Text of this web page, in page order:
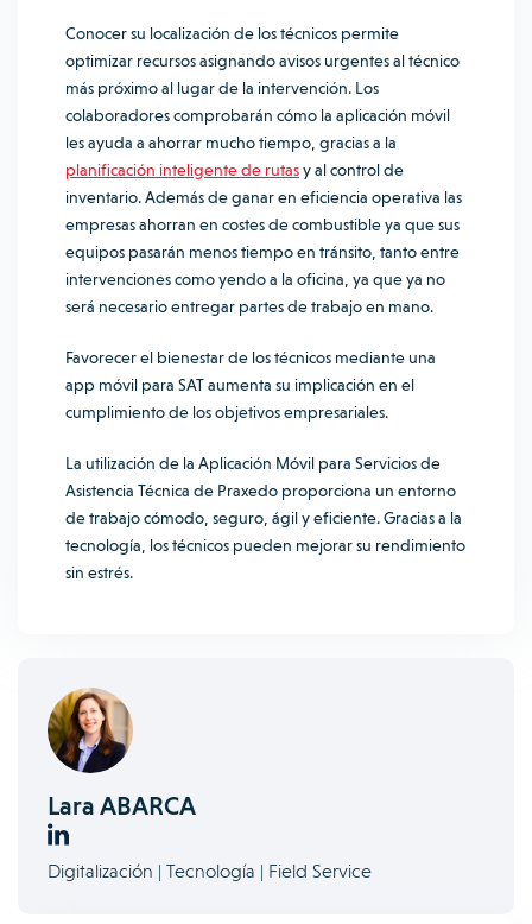
Conocer su localización de los técnicos permite
optimizar recursos asignando avisos urgentes al técnico
más próximo al lugar de la intervención. Los
colaboradores comprobarán cómo la aplicación móvil
les ayuda a ahorrar mucho tiempo, gracias a la
planificación inteligente de rutasy al control de
inventario. Además de ganar en eficiencia operativa las
empresas ahorran en costes de combustible ya que sus
equipos pasarán menos tiempo en tránsito, tanto entre
intervenciones como yendo a la oficina, ya que ya no
será necesario entregar partes de trabajo en mano.
Favorecer el bienestar de los técnicos mediante una
app móvil para SAT aumenta su implicación en el
cumplimiento de los objetivos empresariales.
La utilización de la Aplicación Móvil para Servicios de
Asistencia Técnica de Praxedo proporciona un entorno
de trabajo cómodo, seguro, ágil y eficiente. Gracias a la
tecnología, los técnicos pueden mejorar su rendimiento
sin estrés.
Lara ABARCA
Digitalización | Tecnología | Field Service